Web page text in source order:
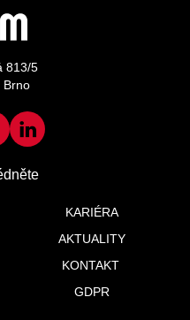
813/5
Brno
KARIÉRA
AKTUALITY
KONTAKT
GDPR